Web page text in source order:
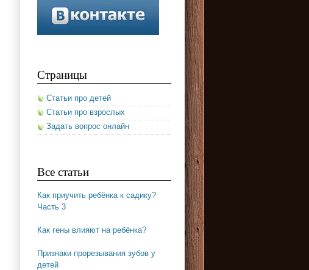
Страницы
Статьи про детей
Статьи про взрослых
Задать вопрос онлайн
Все статьи
Как приучить ребёнка к садику?
Часть 3
Как гены влияют на ребёнка?
Признаки прорезывания зубов у
детей